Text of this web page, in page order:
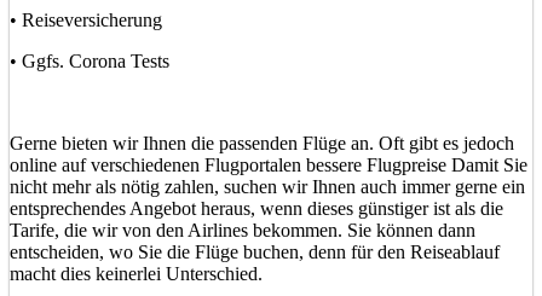
• Reiseversicherung
• Ggfs. Corona Tests
Gerne bieten wir Ihnen die passenden Flüge an. Oft gibt es jedoch
online auf verschiedenen Flugportalen bessere Flugpreise Damit Sie
nicht mehr als nötig zahlen, suchen wir Ihnen auch immer gerne ein
entsprechendes Angebot heraus, wenn dieses günstiger ist als die
Tarife, die wir von den Airlines bekommen. Sie können dann
entscheiden, wo Sie die Flüge buchen, denn für den Reiseablauf
macht dies keinerlei Unterschied.